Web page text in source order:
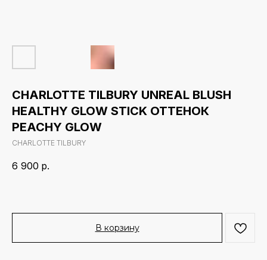
CHARLOTTE TILBURY UNREAL BLUSH
HEALTHY GLOW STICK ОТТЕНОК
PEACHY GLOW
CHARLOTTE TILBURY
6 900 р.
В корзину